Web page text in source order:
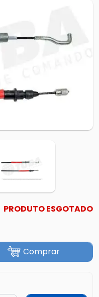
PRODUTO ESGOTADO
Comprar